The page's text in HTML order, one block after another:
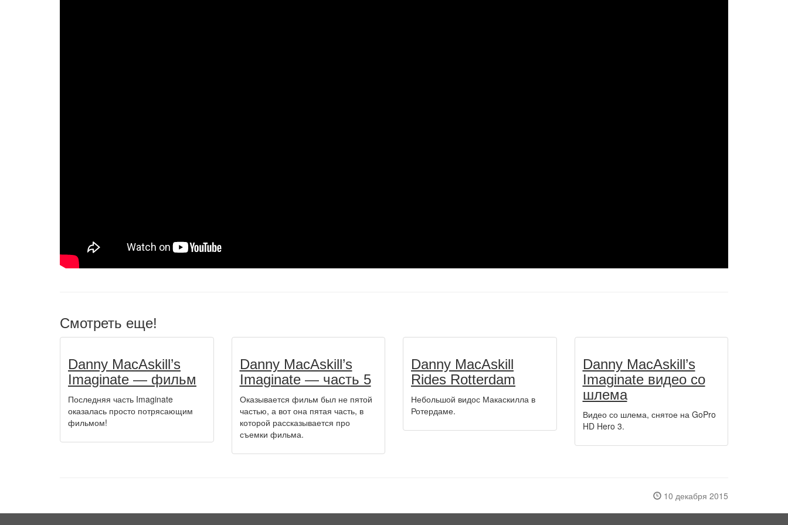
Смотреть еще!
Danny MacAskill’s
Imaginate — фильм
Последняя часть Imaginate
оказалась просто потрясающим
фильмом!
Danny MacAskill’s
Imaginate — часть 5
Оказывается фильм был не пятой
частью, а вот она пятая часть, в
которой рассказывается про
съемки фильма.
Danny MacAskill
Rides Rotterdam
Небольшой видос Макаскилла в
Ротердаме.
Danny MacAskill’s
Imaginate видео со
шлема
Видео со шлема, снятое на GoPro
HD Hero 3.
10 декабря 2015